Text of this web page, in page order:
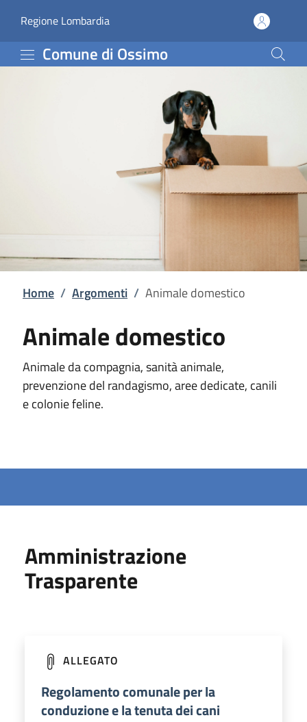
Animale domestico |
Regione Lombardia(apre in un'altra scheda).
Comune di Ossimo
Home / Argomenti / Animale domestico
Animale domestico
Animale da compagnia, sanità animale,
prevenzione del randagismo, aree dedicate, canili
e colonie feline.
Amministrazione
Trasparente
ALLEGATO
Regolamento comunale per la
conduzione e la tenuta dei cani